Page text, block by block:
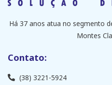
Há 37 anos atua no segmento
Montes
Contato:
(38) 3221-5924